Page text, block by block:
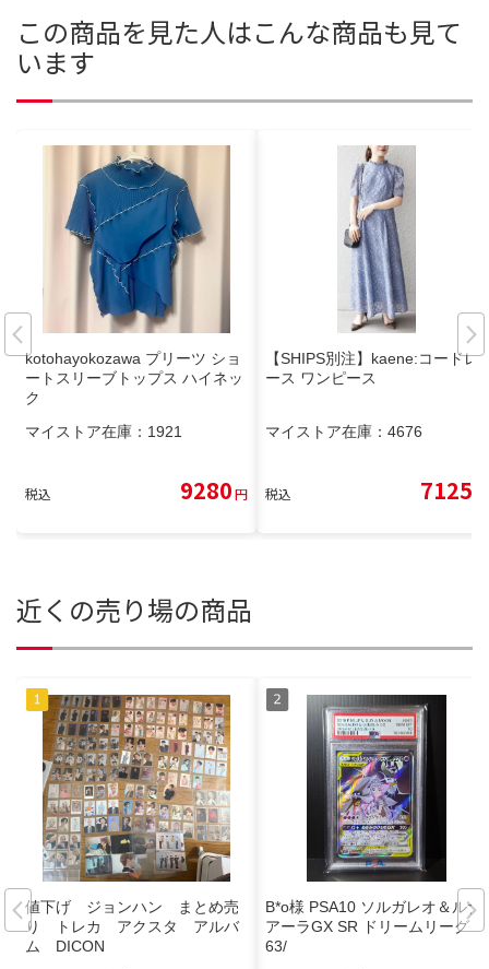
この商品を見た人はこんな商品も見て
います
kotohayokozawa プリーツ ショ
ートスリーブトップス ハイネッ
ク
マイストア在庫： 1921
税込 9280円
【SHIPS別注】kaene:コードレ
ース ワンピース
マイストア在庫： 4676
税込 7125
近くの売り場の商品
値下げ ジョンハン まとめ売
り トレカ アクスタ アルバ
ム DICON
B*o様 PSA10 ソルガレオ＆ルナ
アーラGX SR ドリームリーグ 0
63/